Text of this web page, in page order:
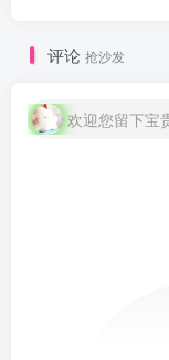
，...-
Yave520-专业
class="lazyload
fit-cover
评论 抢沙发
欢迎您留下宝